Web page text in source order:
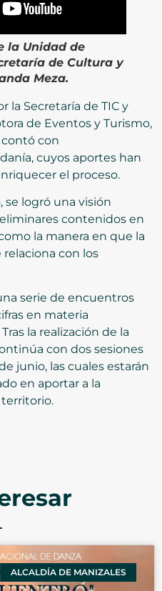
la Unidad de
de Cultura y
Meza.
la Secretaría de TIC y
de Eventos y Turismo,
con
cuyos aportes han
el proceso.
se logró una visión
contenidos en
la manera en que la
con los
serie de encuentros
en materia
la realización de la
con dos sesiones
junio, las cuales estarán
en aportar a la
ALCALDÍA DE MANIZALES